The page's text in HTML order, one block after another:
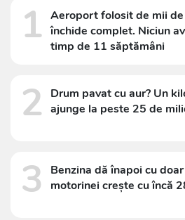
1 Aeroport folosit de mii
închide complet. Niciun
timp de 11 săptămâni
2
Drum pavat cu aur? Un
ajunge la peste 25 de
3
Benzina dă înapoi cu
motorinei crește cu încă